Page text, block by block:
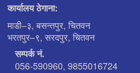
कार्यालय ठेगाना:
माडी–३, बसन्तपुर, चितवन
भरतपुर–९, सरदपुर, चितवन
सम्पर्क नं.
056-590960, 9855016724